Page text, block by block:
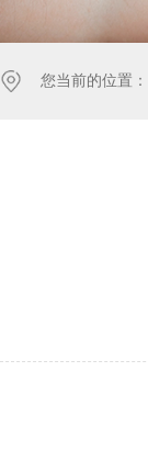
您当前的位置：